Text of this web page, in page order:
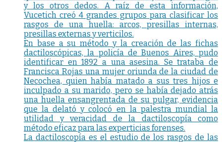
y los otros dedos. A raíz de esta información,
Vucetich creó 4 grandes grupos para clasificar los
rasgos de una huella: arcos, presillas internas,
presillas externas y verticilos.
En base a su método y la creación de las fichas
dactiloscópicas, la policía de Buenos Aires, pudo
identificar en 1892 a una asesina. Se trataba de
Francisca Rojas una mujer oriunda de la ciudad de
Necochea, quien había matado a sus tres hijos e
inculpado a su marido, pero se había dejado atrás
una huella ensangrentada de su pulgar, evidencia
que la delató y colocó en la palestra mundial la
utilidad y veracidad de la dactiloscopía como
método eficaz para las experticias forenses.
La dactiloscopía es el estudio de los rasgos de las